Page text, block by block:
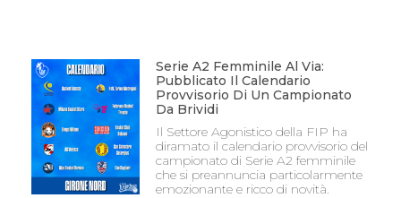
Serie A2 Femminile Al Via:
Pubblicato Il Calendario
Provvisorio Di Un Campionato
Da Brividi
Il Settore Agonistico della FIP ha
diramato il calendario provvisorio del
campionato di Serie A2 femminile
che si preannuncia particolarmente
emozionante e ricco di novità.